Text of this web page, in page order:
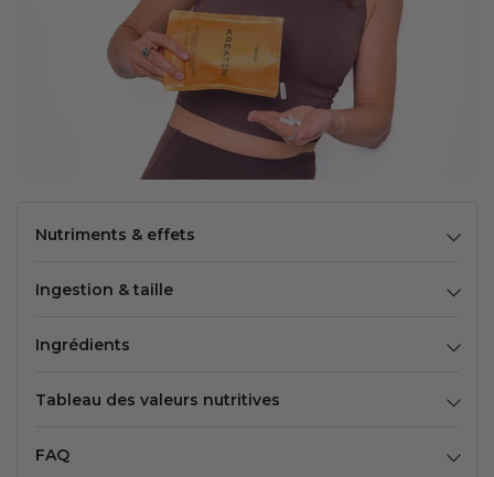
Nutriments & effets
Ingestion & taille
Ingrédients
Tableau des valeurs nutritives
FAQ